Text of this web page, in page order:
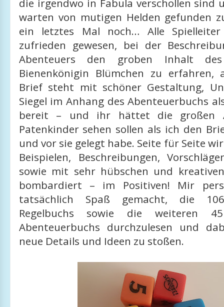
die irgendwo in Fabula verschollen sind
warten von mutigen Helden gefunden
ein letztes Mal noch… Alle
zufrieden gewesen, bei der
Abenteuers den groben Inhalt
Bienenkönigin Blümchen zu erfahren,
Brief steht mit schöner Gestaltung,
Siegel im Anhang des Abenteuerbuchs
bereit – und ihr hättet die großen
Patenkinder sehen sollen als ich den
und vor sie gelegt habe. Seite für Seite
Beispielen, Beschreibungen,
sowie mit sehr hübschen und
bombardiert – im Positiven! Mir
tatsächlich Spaß gemacht, die
Regelbuchs sowie die weiteren
Abenteuerbuchs durchzulesen und
neue Details und Ideen zu stoßen.